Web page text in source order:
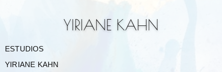
YIRIANE KAHN
ESTUDIOS
YIRIANE KAHN